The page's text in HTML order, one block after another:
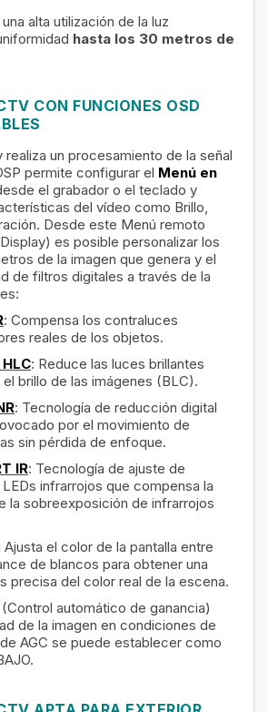
alta utilización de la luz
hasta los 30 metros de
CON FUNCIONES OSD
un procesamiento de la señal
permite configurar el Menú en
el grabador o el teclado y
del vídeo como Brillo,
Desde este Menú remoto
es posible personalizar los
de la imagen que genera y el
de filtros digitales a través de la
: Compensa los contraluces
reales de los objetos.
: Reduce las luces brillantes
brillo de las imágenes (BLC).
: Tecnología de reducción digital
por el movimiento de
sin pérdida de enfoque.
IR: Tecnología de ajuste de
infrarrojos que compensa la
la sobreexposición de infrarrojos
Ajusta el color de la pantalla entre
de blancos para obtener una
precisa del color real de la escena.
(Control automático de ganancia)
de la imagen en condiciones de
AGC se puede establecer como